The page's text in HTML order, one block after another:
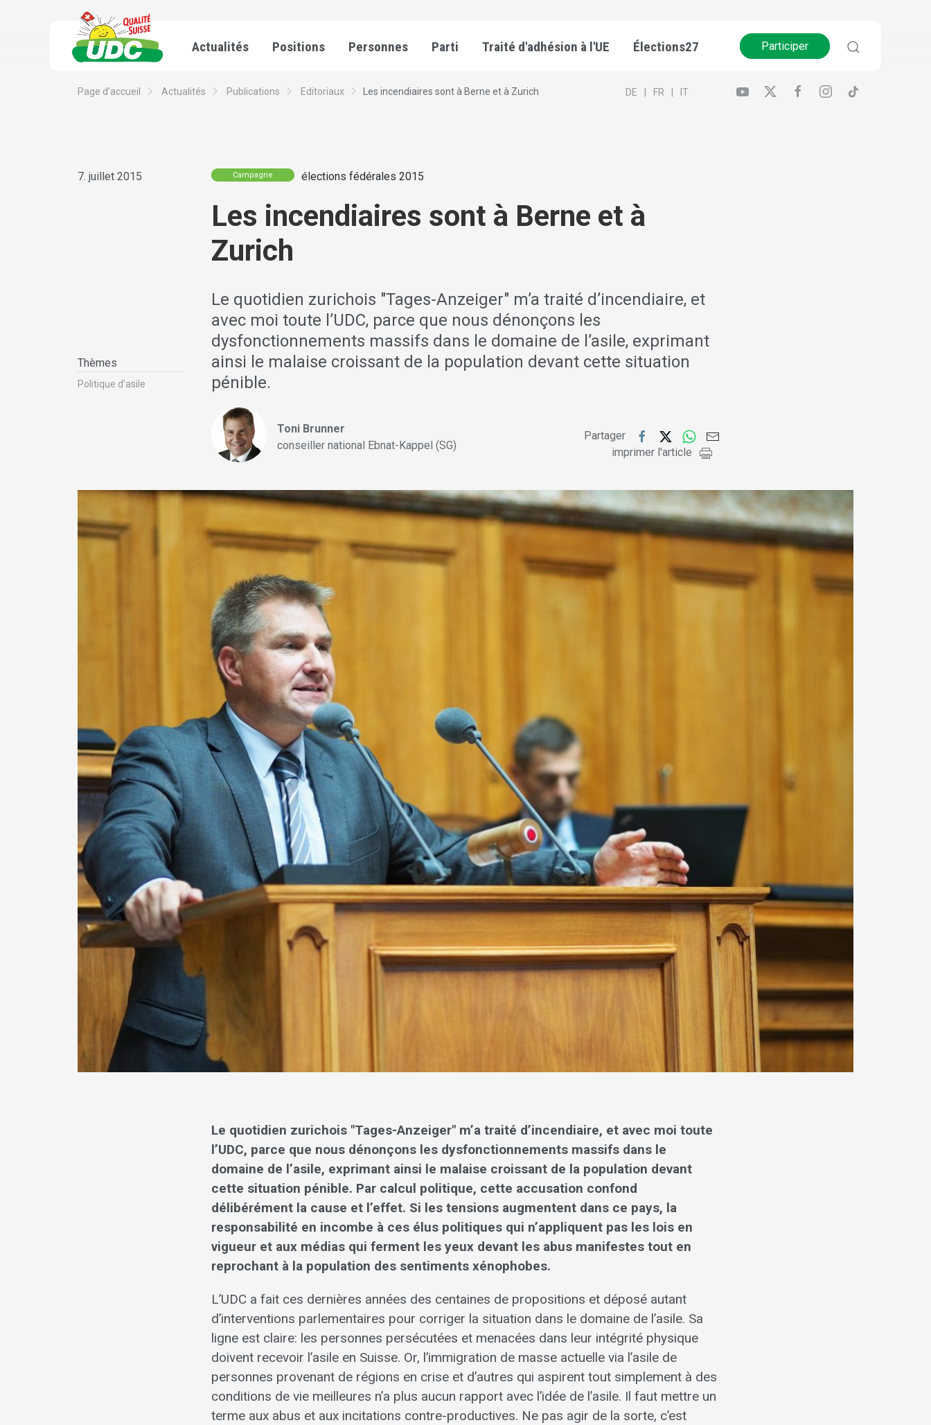
Actualités Positions Personnes Parti Traité d'adhésion à l'UE Élections27 Participer
Page d’accueil Actualités Publications Editoriaux Les incendiaires sont à Berne et à Zurich DE FR IT
7. juillet 2015
Thèmes
Politique d’asile
Campagne élections fédérales 2015
Les incendiaires sont à Berne et à
Zurich
Le quotidien zurichois "Tages-Anzeiger" m’a traité d’incendiaire, et
avec moi toute l’UDC, parce que nous dénonçons les
dysfonctionnements massifs dans le domaine de l’asile, exprimant
ainsi le malaise croissant de la population devant cette situation
pénible.
Toni Brunner
conseiller national Ebnat-Kappel (SG)
Partager
imprimer l'article
Le quotidien zurichois "Tages-Anzeiger" m’a traité d’incendiaire, et avec moi toute
l’UDC, parce que nous dénonçons les dysfonctionnements massifs dans le
domaine de l’asile, exprimant ainsi le malaise croissant de la population devant
cette situation pénible. Par calcul politique, cette accusation confond
délibérément la cause et l’effet. Si les tensions augmentent dans ce pays, la
responsabilité en incombe à ces élus politiques qui n’appliquent pas les lois en
vigueur et aux médias qui ferment les yeux devant les abus manifestes tout en
reprochant à la population des sentiments xénophobes.
L’UDC a fait ces dernières années des centaines de propositions et déposé autant
d’interventions parlementaires pour corriger la situation dans le domaine de l’asile. Sa
ligne est claire: les personnes persécutées et menacées dans leur intégrité physique
doivent recevoir l’asile en Suisse. Or, l’immigration de masse actuelle via l’asile de
personnes provenant de régions en crise et d’autres qui aspirent tout simplement à des
conditions de vie meilleures n’a plus aucun rapport avec l’idée de l’asile. Il faut mettre un
terme aux abus et aux incitations contre-productives. Ne pas agir de la sorte, c’est